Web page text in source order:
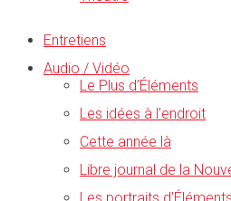
Entretiens
Audio / Vidéo
Le Plus d’Éléments
Les idées à l’endroit
Cette année là
Libre journal de la